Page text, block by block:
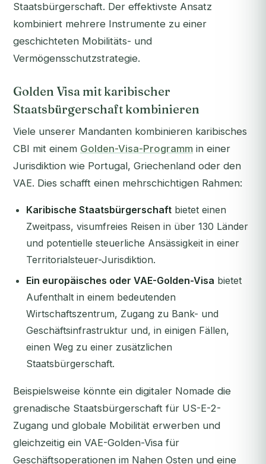
Staatsbürgerschaft. Der effektivste Ansatz
kombiniert mehrere Instrumente zu einer
geschichteten Mobilitäts- und
Vermögensschutzstrategie.
Golden Visa mit karibischer
Staatsbürgerschaft kombinieren
Viele unserer Mandanten kombinieren karibisches
CBI mit einem Golden-Visa-Programm in einer
Jurisdiktion wie Portugal, Griechenland oder den
VAE. Dies schafft einen mehrschichtigen Rahmen:
Karibische Staatsbürgerschaft bietet einen
Zweitpass, visumfreies Reisen in über 130 Länder
und potentielle steuerliche Ansässigkeit in einer
Territorialsteuer-Jurisdiktion.
Ein europäisches oder VAE-Golden-Visa bietet
Aufenthalt in einem bedeutenden
Wirtschaftszentrum, Zugang zu Bank- und
Geschäftsinfrastruktur und, in einigen Fällen,
einen Weg zu einer zusätzlichen
Staatsbürgerschaft.
Beispielsweise könnte ein digitaler Nomade die
grenadische Staatsbürgerschaft für US-E-2-
Zugang und globale Mobilität erwerben und
gleichzeitig ein VAE-Golden-Visa für
Geschäftsoperationen im Nahen Osten und eine